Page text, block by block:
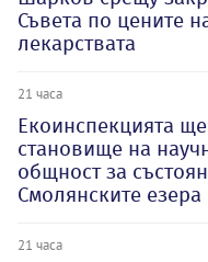
Съвета по цените
лекарствата
21 часа
Екоинспекцията
становище на
общност за
Смолянските езера
21 часа